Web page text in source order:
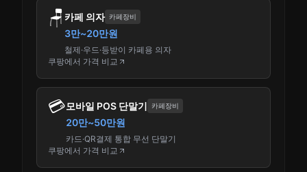
🪑 카페 의자 카페장비
3만~20만원
철제·우드·등받이 카페용 의자
쿠팡에서 가격 비교
💳모바일 POS 단말기 카페장비
20만~50만원
카드·QR결제 통합 무선 단말기
쿠팡에서 가격 비교